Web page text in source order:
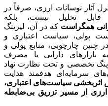
آثار نوسانات ارزی، صرفاً در
قابل تحلیل نیست، بلکه
همگراست که در آن، لیزینگ
پولی، سیاست اعتباری و
چارچوبی، منابع پولی و
بازارهای دارایی یا مصرف
تخصصی و تحت نظارت نهاد
سرمایه‌ای هدفمند هدایت
اثربخشی سیاست‌های اعتباری،
از مسیر تزریق بی‌ضابطه